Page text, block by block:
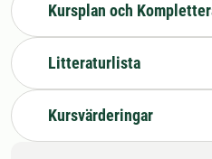
Kursplan och
Litteraturlista
Kursvärderingar